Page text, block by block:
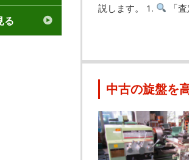
説します。 1.
「
中古の旋盤を
る